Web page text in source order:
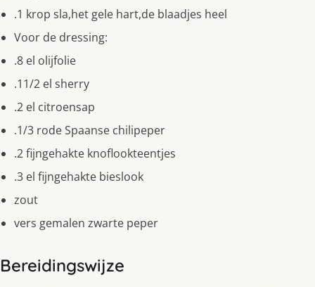
.1 krop sla,het gele hart,de blaadjes heel
Voor de dressing:
.8 el olijfolie
.11/2 el sherry
.2 el citroensap
.1/3 rode Spaanse chilipeper
.2 fijngehakte knoflookteentjes
.3 el fijngehakte bieslook
zout
vers gemalen zwarte peper
Bereidingswijze